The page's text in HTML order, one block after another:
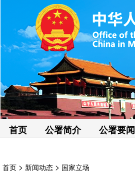
首页 公署简介 公署要闻
首页 > 新闻动态 > 国家立场